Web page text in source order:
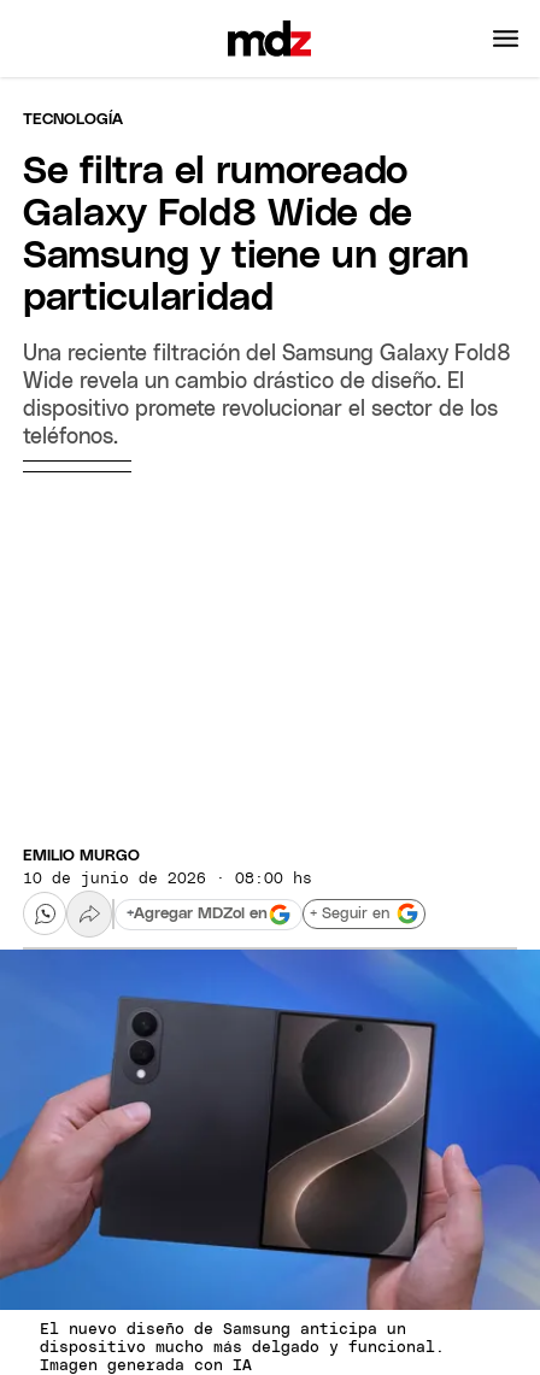
TECNOLOGÍA
Se filtra el rumoreado
Galaxy Fold8 Wide de
Samsung y tiene un gran
particularidad
Una reciente filtración del Samsung Galaxy Fold8
Wide revela un cambio drástico de diseño. El
dispositivo promete revolucionar el sector de los
teléfonos.
EMILIO MURGO
10 de junio de 2026 · 08:00 hs
+Agregar MDZol en + Seguir en
El nuevo diseño de Samsung anticipa un
dispositivo mucho más delgado y funcional.
Imagen generada con IA